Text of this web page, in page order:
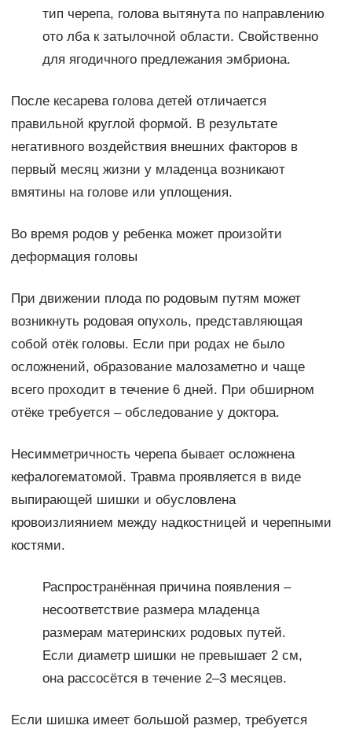
тип черепа, голова вытянута по направлению
ото лба к затылочной области. Свойственно
для ягодичного предлежания эмбриона.
После кесарева голова детей отличается
правильной круглой формой. В результате
негативного воздействия внешних факторов в
первый месяц жизни у младенца возникают
вмятины на голове или уплощения.
Во время родов у ребенка может произойти
деформация головы
При движении плода по родовым путям может
возникнуть родовая опухоль, представляющая
собой отёк головы. Если при родах не было
осложнений, образование малозаметно и чаще
всего проходит в течение 6 дней. При обширном
отёке требуется – обследование у доктора.
Несимметричность черепа бывает осложнена
кефалогематомой. Травма проявляется в виде
выпирающей шишки и обусловлена
кровоизлиянием между надкостницей и черепными
костями.
Распространённая причина появления –
несоответствие размера младенца
размерам материнских родовых путей.
Если диаметр шишки не превышает 2 см,
она рассосётся в течение 2–3 месяцев.
Если шишка имеет большой размер, требуется